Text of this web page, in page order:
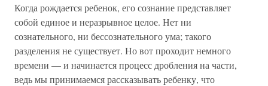
Когда рождается ребенок, его сознание представляет
собой единое и неразрывное целое. Нет ни
сознательного, ни бессознательного ума; такого
разделения не существует. Но вот проходит немного
времени — и начинается процесс дробления на части,
ведь мы принимаемся рассказывать ребенку, что